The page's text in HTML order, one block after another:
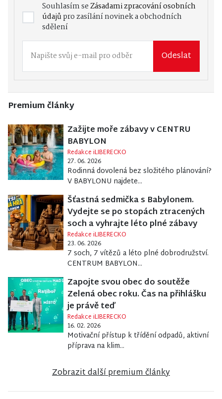
Souhlasím seZásadami zpracování osobních
údajůpro zasílání novinek a obchodních
sdělení
Odeslat
Premium články
Zažijte moře zábavy v CENTRU
BABYLON
Redakce iLIBERECKO
27. 06. 2026
Rodinná dovolená bez složitého plánování?
V BABYLONU najdete...
Šťastná sedmička s Babylonem.
Vydejte se po stopách ztracených
soch a vyhrajte léto plné zábavy
Redakce iLIBERECKO
23. 06. 2026
7 soch, 7 vítězů a léto plné dobrodružství.
CENTRUM BABYLON...
Zapojte svou obec do soutěže
Zelená obec roku. Čas na přihlášku
je právě teď
Redakce iLIBERECKO
16. 02. 2026
Motivační přístup k třídění odpadů, aktivní
příprava na klim...
Zobrazit další premium články